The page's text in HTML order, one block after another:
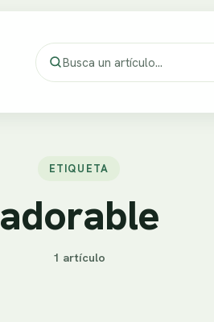
ETIQUETA
adorable
1 artículo